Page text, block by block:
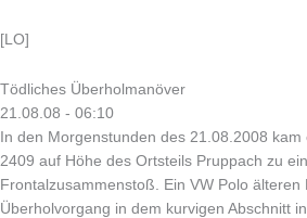
[LO]
Tödliches Überholmanöver
21.08.08 - 06:10
In den Morgenstunden des 21.08.2008
2409 auf Höhe des Ortsteils Pruppach zu
Frontalzusammenstoß. Ein VW Polo
Überholvorgang in dem kurvigen Abschnitt